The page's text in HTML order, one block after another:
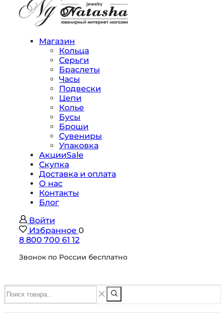
Магазин
Кольца
Серьги
Браслеты
Часы
Подвески
Цепи
Колье
Бусы
Броши
Сувениры
Упаковка
АкцииSale
Скупка
Доставка и оплата
О нас
Контакты
Блог
Войти
Избранное 0
8 800 700 61 12
Звонок по России бесплатно